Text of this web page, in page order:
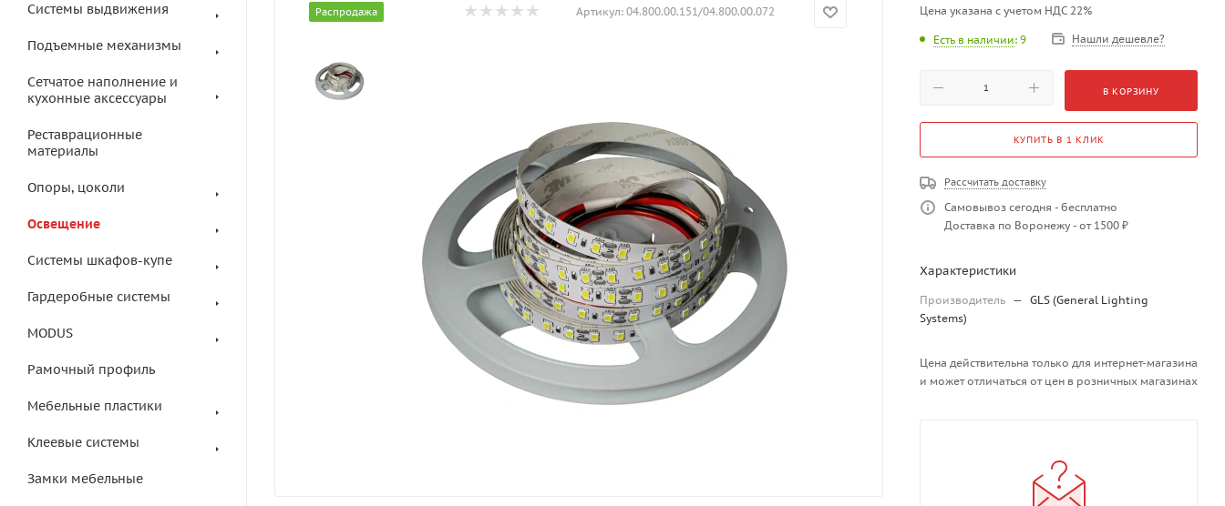
Системы выдвижения
Подъемные механизмы
Сетчатое наполнение и
кухонные аксессуары
Реставрационные
материалы
Опоры, цоколи
Освещение
Системы шкафов-купе
Гардеробные системы
MODUS
Рамочный профиль
Мебельные пластики
Клеевые системы
Замки мебельные
Распродажа Артикул: 04.800.00.151/04.800.00.072 Цена указана с учетом НДС 22%
Есть в наличии: 9 Нашли дешевле?
В КОРЗИНУ
КУПИТЬ В 1 КЛИК
Рассчитать доставку
Самовывоз сегодня - бесплатно
Доставка по Воронежу - от 1500 ₽
Характеристики
Производитель — GLS (General Lighting
Systems)
Цена действительна только для интернет-магазина
и может отличаться от цен в розничных магазинах